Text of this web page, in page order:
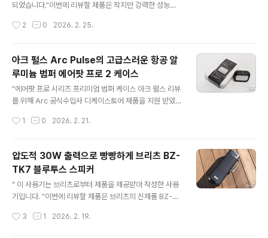
되었습니다."이번에 리뷰할 제품은 작지만 강력한 성능을
타기어 KYT830입니다.몬스타기어 KYT830은 PD(Po
며, 3개의 USB-C 포트로 구성되어 있어 최신 기기들과의
호환성이 매우 뛰어납니다.패키지 뒷면에 스펙 정보를 살
펴보면...멀티 포트 충전기는 연결하는 포트 수에 따라 출력
이 달라지기 때문에 스펙을 확인하는 것이 중요한데요. LG
그램이나 맥북 에어 같은 노트북을 충전하실 때는 단독 포
시에 충전할 때는 기기별 소모 전력을 고려해 연결하는 것..
2 0 2026. 2. 25.
아크 펄스 Arc Pulse의 고급스러운 항공 알
루미늄 범퍼 에어팟 프로 2 케이스
"에어팟 프로 시리즈 프리미엄 범퍼 케이스 아크 펄스 리뷰
를 위해 Arc 공식수입사 디케이스토어 제품을 지원 받았습
케이스, 아크 펄스(Arc Pulse) 항공 우주 등급 알루미늄
드로 유명한데요. 에어팟 프로 본연의 디자인을 최대한 드
러내면서도, 메탈 소재 특유의 고급스러움으로 기기를 감
싸주는 독보적인 감성을 자랑합니다. 실제 사용 느낌은 어
떠했는지 리뷰를 통해 자세히 살펴보겠습니다. 리뷰~ Star
를 사용했으며, 띠지를 활용해 제품의 핵심 특징을 명확히
1 0 2026. 2. 21.
압도적 30W 출력으로 빵빵하게 브리츠 BZ-
TK7 블루투스 스피커
" 이 사용기는 브리츠로부터 제품을 제공받아 작성한 사용
기입니다. "이번에 리뷰할 제품은 브리츠의 신제품 BZ-T
투스 5.3 버전을 탑재한 모델로 15W 출력의 66mm 드라
3 1 2026. 2. 19.